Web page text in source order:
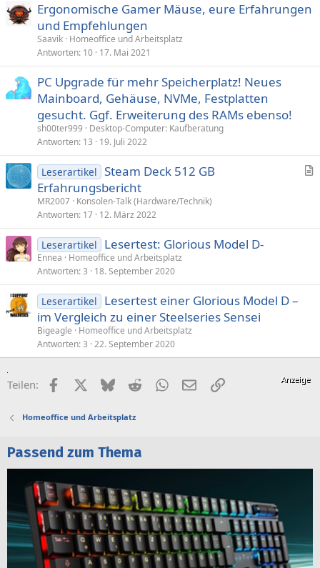
Ergonomische Gamer Mäuse, eure Erfahrungen
und Empfehlungen
Saavik Homeoffice und Arbeitsplatz
Antworten 10 17. Mai 2021
PC Upgrade für mehr Speicherplatz! Neues
Mainboard, Gehäuse, NVMe, Festplatten
gesucht. Ggf. Erweiterung des RAMs ebenso!
sh00ter999
Desktop-Computer: Kaufberatung
Antworten 13 19. Juli 2022
k
Leserartikel Steam Deck 512 GB
Erfahrungsbericht
MR2007 Konsolen-Talk (Hardware/Technik)
Antworten 17 12. März 2022
Leserartikel Lesertest: Glorious Model D-
Ennea
Homeoffice und Arbeitsplatz
Antworten 3 18. September 2020
Leserartikel
Lesertest einer Glorious Model D –
im Vergleich zu einer Steelseries Sensei
Bigeagle
Homeoffice und Arbeitsplatz
Antworten 3 22. September 2020
Teilen: FacebookX (Twitter)
BlueskyRedditWhatsApp
E-MailLink
Homeoffice und Arbeitsplatz
Passend zum Thema